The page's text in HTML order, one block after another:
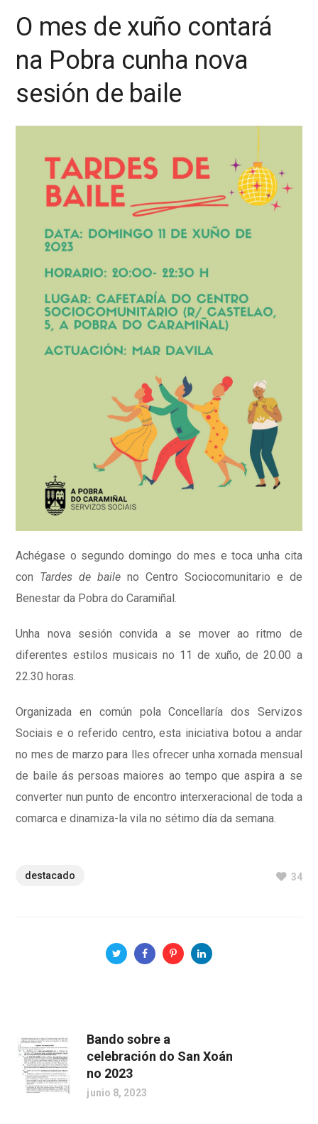
O mes de xuño contará
na Pobra cunha nova
sesión de baile
Achégase o segundo domingo do mes e toca unha cita
con Tardes de baile no Centro Sociocomunitario e de
Benestar da Pobra do Caramiñal.
Unha nova sesión convida a se mover ao ritmo de
diferentes estilos musicais no 11 de xuño, de 20.00 a
22.30 horas.
Organizada en común pola Concellaría dos Servizos
Sociais e o referido centro, esta iniciativa botou a andar
no mes de marzo para lles ofrecer unha xornada mensual
de baile ás persoas maiores ao tempo que aspira a se
converter nun punto de encontro interxeracional de toda a
comarca e dinamiza-la vila no sétimo día da semana.
destacado 34
Bando sobre a
celebración do San Xoán
no 2023
junio 8, 2023